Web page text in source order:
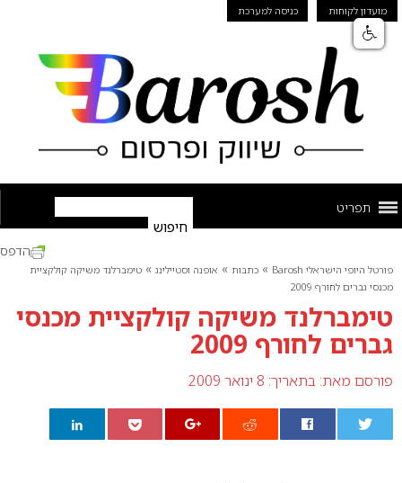
מועדון לקוחות כניסה למערכת
תפריט
פורטל היופי הישראלי Barosh » כתבות » אופנה וסטיילינג » טימברלנד משיקה קולקציית
מכנסי גברים לחורף 2009
טימברלנד משיקה קולקציית מכנסי
גברים לחורף 2009
פורסם מאת: בתאריך: 8 ינואר 2009
הדפס